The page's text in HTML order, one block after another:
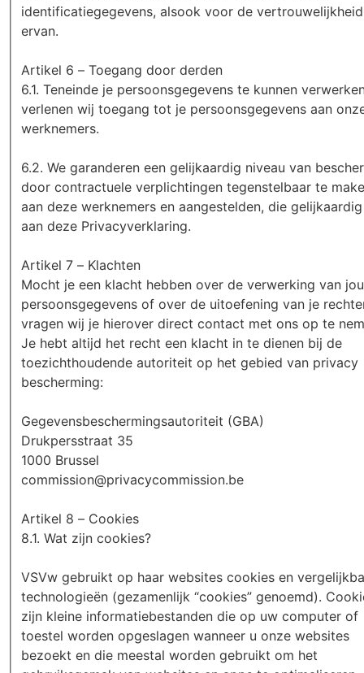
identificatiegegevens, alsook voor de vertrouwelijkheid
ervan.
Artikel 6 – Toegang door derden
6.1. Teneinde je persoonsgegevens te kunnen
verlenen wij toegang tot je persoonsgegevens aan
werknemers.
6.2. We garanderen een gelijkaardig niveau van
door contractuele verplichtingen tegenstelbaar te
aan deze werknemers en aangestelden, die
aan deze Privacyverklaring.
Artikel 7 – Klachten
Mocht je een klacht hebben over de verwerking van
persoonsgegevens of over de uitoefening van je
vragen wij je hierover direct contact met ons op te
Je hebt altijd het recht een klacht in te dienen bij de
toezichthoudende autoriteit op het gebied van privacy
bescherming:
Gegevensbeschermingsautoriteit (GBA)
Drukpersstraat 35
1000 Brussel
commission@privacycommission.be
Artikel 8 – Cookies
8.1. Wat zijn cookies?
VSVw gebruikt op haar websites cookies en
technologieën (gezamenlijk “cookies” genoemd).
zijn kleine informatiebestanden die op uw computer of
toestel worden opgeslagen wanneer u onze websites
bezoekt en die meestal worden gebruikt om het